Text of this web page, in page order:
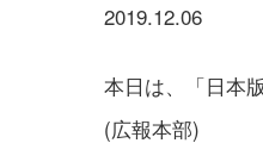
2019.12.06
本日は、「日本
(広報本部)